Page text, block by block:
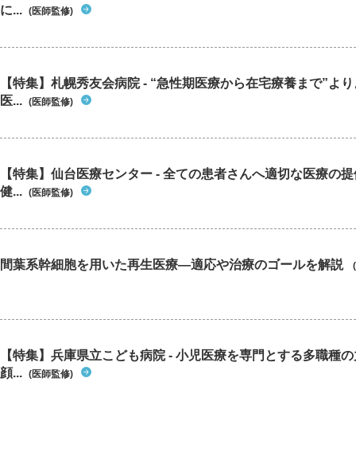
に... (医師監修)
【特集】札幌秀友会病院 - “急性期医療から在宅療養まで”よ
医... (医師監修)
【特集】仙台医療センター - 全ての患者さんへ適切な医療の
健... (医師監修)
間葉系幹細胞を用いた再生医療―適応や治療のゴールを解説
【特集】兵庫県立こども病院 - 小児医療を専門とする多職種
顔... (医師監修)